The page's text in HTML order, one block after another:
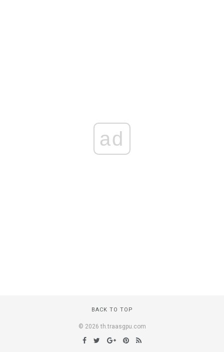
ad
BACK TO TOP
© 2026 th.traasgpu.com